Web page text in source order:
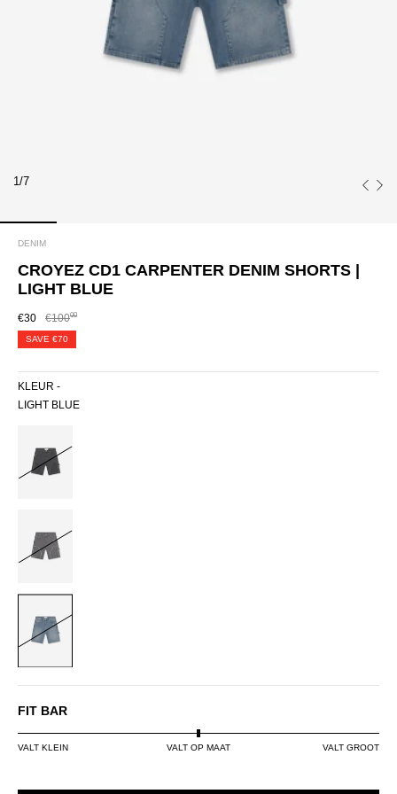
1/7
DENIM
CROYEZ CD1 CARPENTER DENIM SHORTS |
LIGHT BLUE
€30 €10000
SAVE €70
KLEUR -
LIGHT BLUE
BLUE
FIT BAR
VALT KLEIN VALT OP MAAT VALT GROOT